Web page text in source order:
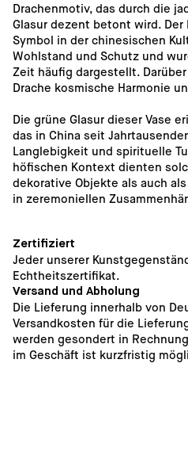
Drachenmotiv, das durch die
Glasur dezent betont wird. Der
Symbol in der chinesischen
Wohlstand und Schutz und
Zeit häufig dargestellt.
Drache kosmische Harmonie
Die grüne Glasur dieser Vase
das in China seit
Langlebigkeit und spirituelle
höfischen Kontext dienten
dekorative Objekte als auch
in zeremoniellen
Zertifiziert
Jeder unserer
Echtheitszertifikat.
Versand und Abholung
Die Lieferung innerhalb von
Versandkosten für die
werden gesondert in
im Geschäft ist kurzfristig